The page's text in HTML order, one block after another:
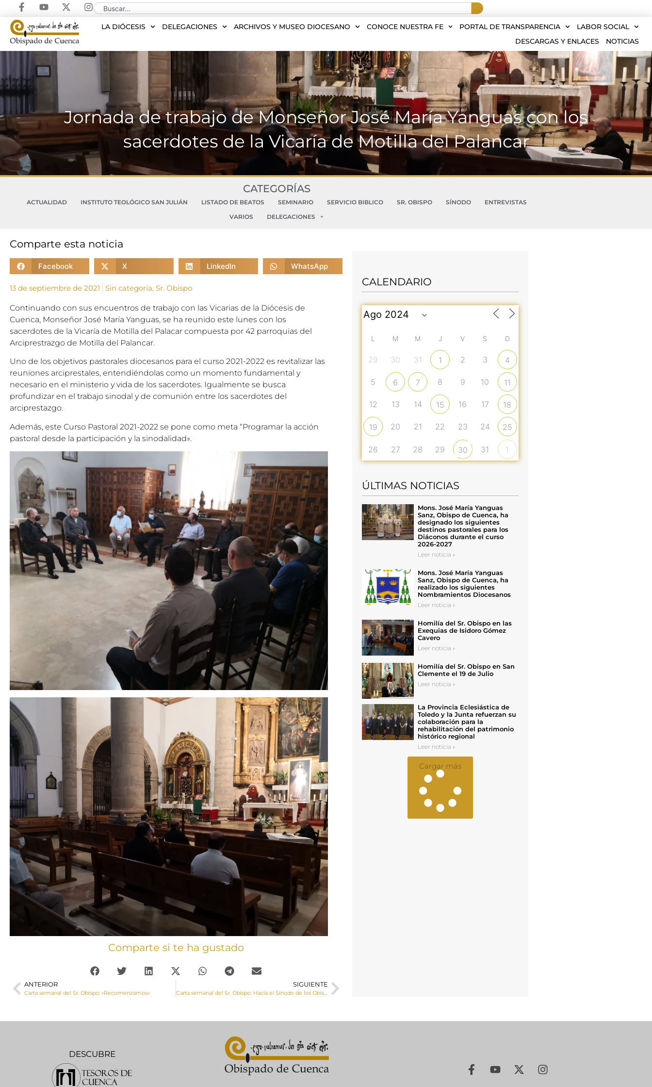
LA DIÓCESIS DELEGACIONES ARCHIVOS Y MUSEO DIOCESANO CONOCE NUESTRA FE PORTAL DE TRANSPARENCIA
LABOR SOCIAL
DESCARGAS Y ENLACES
NOTICIAS
Jornada de trabajo de Monseñor José María Yanguas con los
sacerdotes de la Vicaría de Motilla del Palancar
CATEGORÍAS
ACTUALIDAD INSTITUTO TEOLÓGICO SAN JULIÁN LISTADO DE BEATOS SEMINARIO SERVICIO BIBLICO SR. OBISPO SÍNODO
ENTREVISTAS
VARIOS
DELEGACIONES
Comparte esta noticia
Facebook X LinkedIn WhatsApp
13 de septiembre de 2021 Sin categoría, Sr. Obispo
Continuando con sus encuentros de trabajo con las Vicarias de la Diócesis de
Cuenca, Monseñor José María Yanguas, se ha reunido este lunes con los
sacerdotes de la Vicaría de Motilla del Palacar compuesta por 42 parroquias del
Arciprestrazgo de Motilla del Palancar.
Uno de los objetivos pastorales diocesanos para el curso 2021-2022 es revitalizar las
reuniones arciprestales, entendiéndolas como un momento fundamental y
necesario en el ministerio y vida de los sacerdotes. Igualmente se busca
profundizar en el trabajo sinodal y de comunión entre los sacerdotes del
arciprestazgo.
Además, este Curso Pastoral 2021-2022 se pone como meta “Programar la acción
pastoral desde la participación y la sinodalidad».
Comparte si te ha gustado
ANTERIOR
Carta semanal del Sr. Obispo: «Recomenzamos»
SIGUIENTE
Carta semanal del Sr. Obispo: Hacia el Sínodo de los Obispos.
CALENDARIO
L M M J V S D
29 30 31 1 2 3 4
5 6 7 8 9 10 11
12 13 14 15 16 17 18
19 20 21 22 23 24 25
26 27 28 29 30 31 1
ÚLTIMAS NOTICIAS
Mons. José María Yanguas
Sanz, Obispo de Cuenca, ha
designado los siguientes
destinos pastorales para los
Diáconos durante el curso
2026-2027
Leer noticia »
Mons. José María Yanguas
Sanz, Obispo de Cuenca, ha
realizado los siguientes
Nombramientos Diocesanos
Leer noticia »
Homilía del Sr. Obispo en las
Exequias de Isidoro Gómez
Cavero
Leer noticia »
Homilía del Sr. Obispo en San
Clemente el 19 de Julio
Leer noticia »
La Provincia Eclesiástica de
Toledo y la Junta refuerzan su
colaboración para la
rehabilitación del patrimonio
histórico regional
Leer noticia »
Cargar más
DESCUBRE